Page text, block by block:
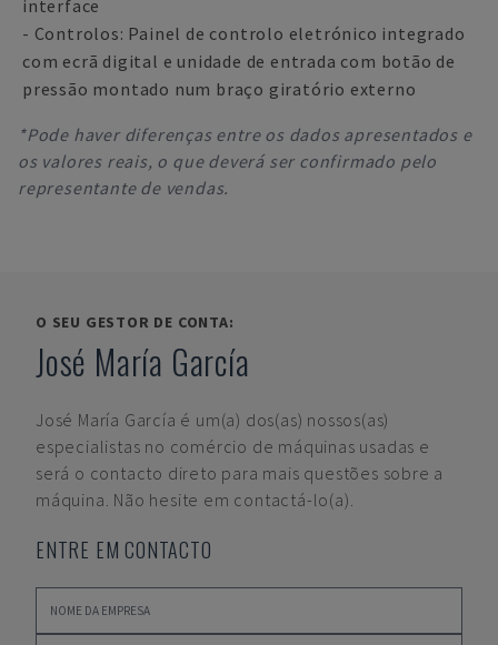
interface
- Controlos: Painel de controlo eletrónico integrado
com ecrã digital e unidade de entrada com botão de
pressão montado num braço giratório externo
*Pode haver diferenças entre os dados apresentados e
os valores reais, o que deverá ser confirmado pelo
representante de vendas.
O SEU GESTOR DE CONTA:
José María García
José María García é um(a) dos(as) nossos(as)
especialistas no comércio de máquinas usadas e
será o contacto direto para mais questões sobre a
máquina. Não hesite em contactá-lo(a).
ENTRE EM CONTACTO